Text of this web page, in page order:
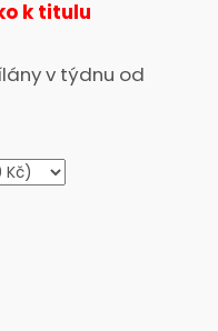
k titulu
v týdnu od